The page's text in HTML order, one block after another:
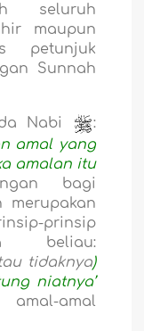
seluruh
maupun
petunjuk
Sunnah
Nabi
:
amal yang
amalan itu
bagi
prinsip
beliau:
tidaknya)
niatnya’
amal